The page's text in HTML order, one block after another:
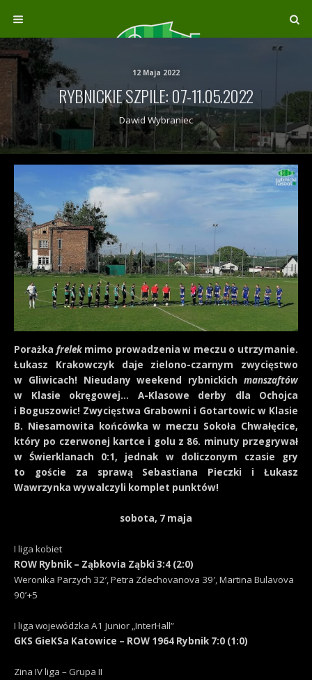
12 Maja 2022
RYBNICKIE SZPILE: 07-11.05.2022
Dawid Wybraniec
Porażka frelekmimo prowadzenia w meczu o utrzymanie.
Łukasz Krakowczyk daje zielono-czarnym zwycięstwo
w Gliwicach! Nieudany weekend rybnickich manszaftów
w Klasie okręgowej… A-Klasowe derby dla Ochojca
i Boguszowic! Zwycięstwa Grabowni i Gotartowic w Klasie
B. Niesamowita końcówka w meczu Sokoła Chwałęcice,
który po czerwonej kartce i golu z 86. minuty przegrywał
w Świerklanach 0:1, jednak w doliczonym czasie gry
to goście za sprawą Sebastiana Pieczki i Łukasz
Wawrzynka wywalczyli komplet punktów!
sobota, 7 maja
I liga kobiet
ROW Rybnik – Ząbkovia Ząbki 3:4 (2:0)
Weronika Parzych 32′, Petra Zdechovanova 39′, Martina Bulavova
90’+5
I liga wojewódzka A1 Junior „InterHall”
GKS GieKSa Katowice – ROW 1964 Rybnik 7:0 (1:0)
Zina IV liga – Grupa II